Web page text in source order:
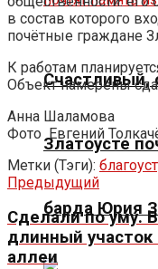
Счастливый,
Златоусте
барда Юрия
в состав которого
почётные граждане
К работам
Объект намерены
Анна Шаламова
Фото Евгений
Метки (Тэги):
Предыдущий
Сделали по уму.
длинный участок
аллеи